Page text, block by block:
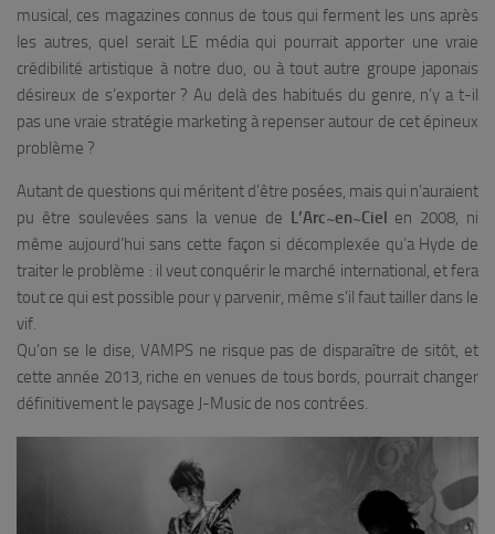
musical, ces magazines connus de tous qui ferment les uns après
les autres, quel serait LE média qui pourrait apporter une vraie
crédibilité artistique à notre duo, ou à tout autre groupe japonais
désireux de s’exporter ? Au delà des habitués du genre, n’y a t-il
pas une vraie stratégie marketing à repenser autour de cet épineux
problème ?
Autant de questions qui méritent d’être posées, mais qui n’auraient
pu être soulevées sans la venue de L’Arc~en~Ciel en 2008, ni
même aujourd’hui sans cette façon si décomplexée qu’a Hyde de
traiter le problème : il veut conquérir le marché international, et fera
tout ce qui est possible pour y parvenir, même s’il faut tailler dans le
vif.
Qu’on se le dise, VAMPS ne risque pas de disparaître de sitôt, et
cette année 2013, riche en venues de tous bords, pourrait changer
définitivement le paysage J-Music de nos contrées.